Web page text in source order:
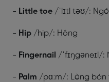
- Little toe /ˈlɪtl təʊ/:
- Hip /hip/: Hông
- Fingernail /ˈfɪŋgəneɪl/:
- Palm /pɑːm/: Lòng bàn